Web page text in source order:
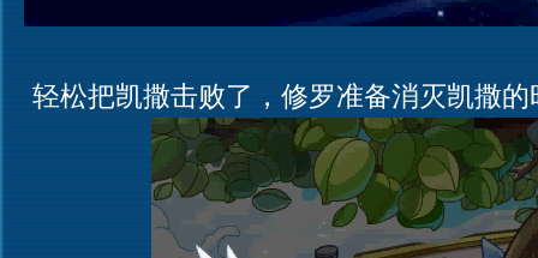
轻松把凯撒击败了，修罗准备消灭凯撒的